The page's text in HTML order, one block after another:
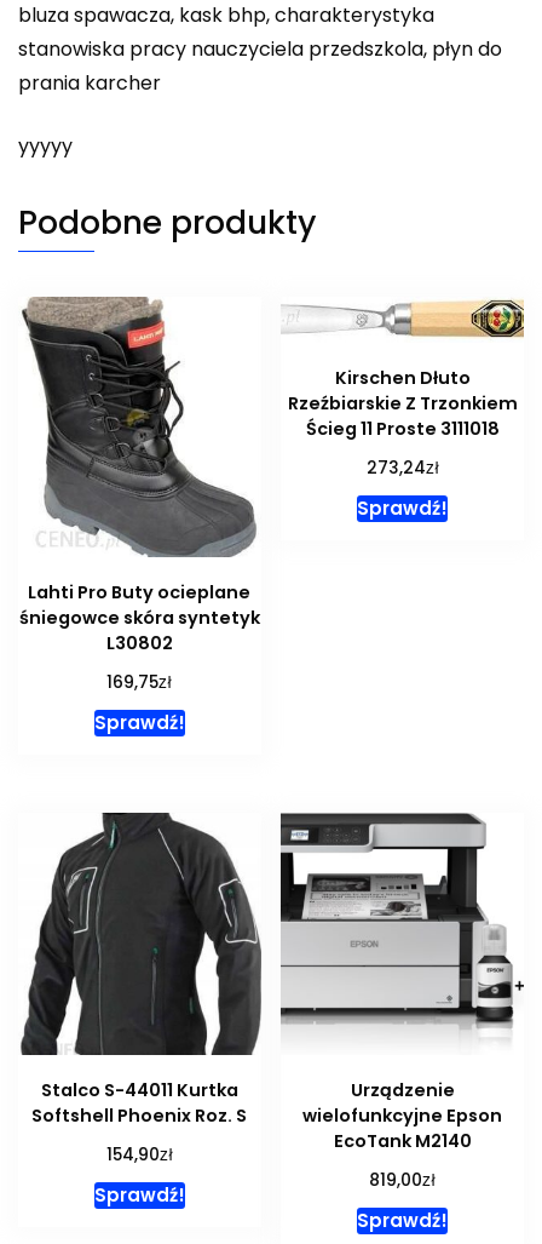
bluza spawacza, kask bhp, charakterystyka
stanowiska pracy nauczyciela przedszkola, płyn do
prania karcher
yyyyy
Podobne produkty
Lahti Pro Buty ocieplane
śniegowce skóra syntetyk
L30802
169,75zł
Sprawdź!
Kirschen Dłuto
Rzeźbiarskie Z Trzonkiem
Ścieg 11 Proste 3111018
273,24zł
Sprawdź!
Stalco S-44011 Kurtka
Softshell Phoenix Roz. S
154,90zł
Sprawdź!
Urządzenie
wielofunkcyjne Epson
EcoTank M2140
819,00zł
Sprawdź!